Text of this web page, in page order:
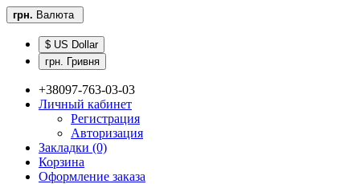
грн. Валюта
$ US Dollar
грн. Гривня
+38097-763-03-03
Личный кабинет
Регистрация
Авторизация
Закладки (0)
Корзина
Оформление заказа